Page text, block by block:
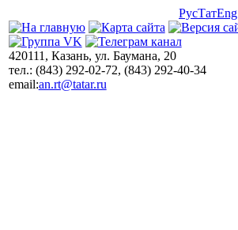
РусТатEng
420111, Казань, ул. Баумана, 20
тел.: (843) 292-02-72, (843) 292-40-34
email:an.rt@tatar.ru